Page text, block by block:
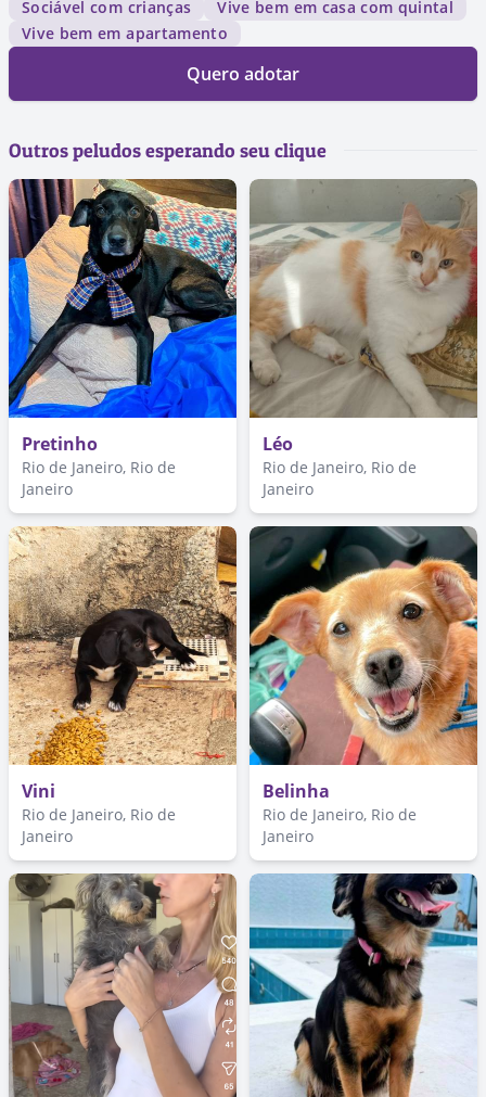
Sociável com crianças
Vive bem em casa com quintal
Vive bem em apartamento
Quero adotar
Outros peludos esperando seu clique
Pretinho
Rio de Janeiro, Rio de
Janeiro
Léo
Rio de Janeiro, Rio de
Janeiro
Vini
Rio de Janeiro, Rio de
Janeiro
Belinha
Rio de Janeiro, Rio de
Janeiro